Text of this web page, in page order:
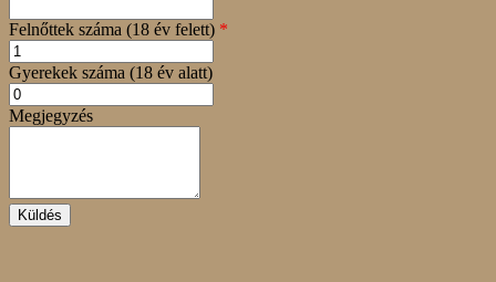
Felnőttek száma (18 év felett) *
Gyerekek száma (18 év alatt)
Megjegyzés